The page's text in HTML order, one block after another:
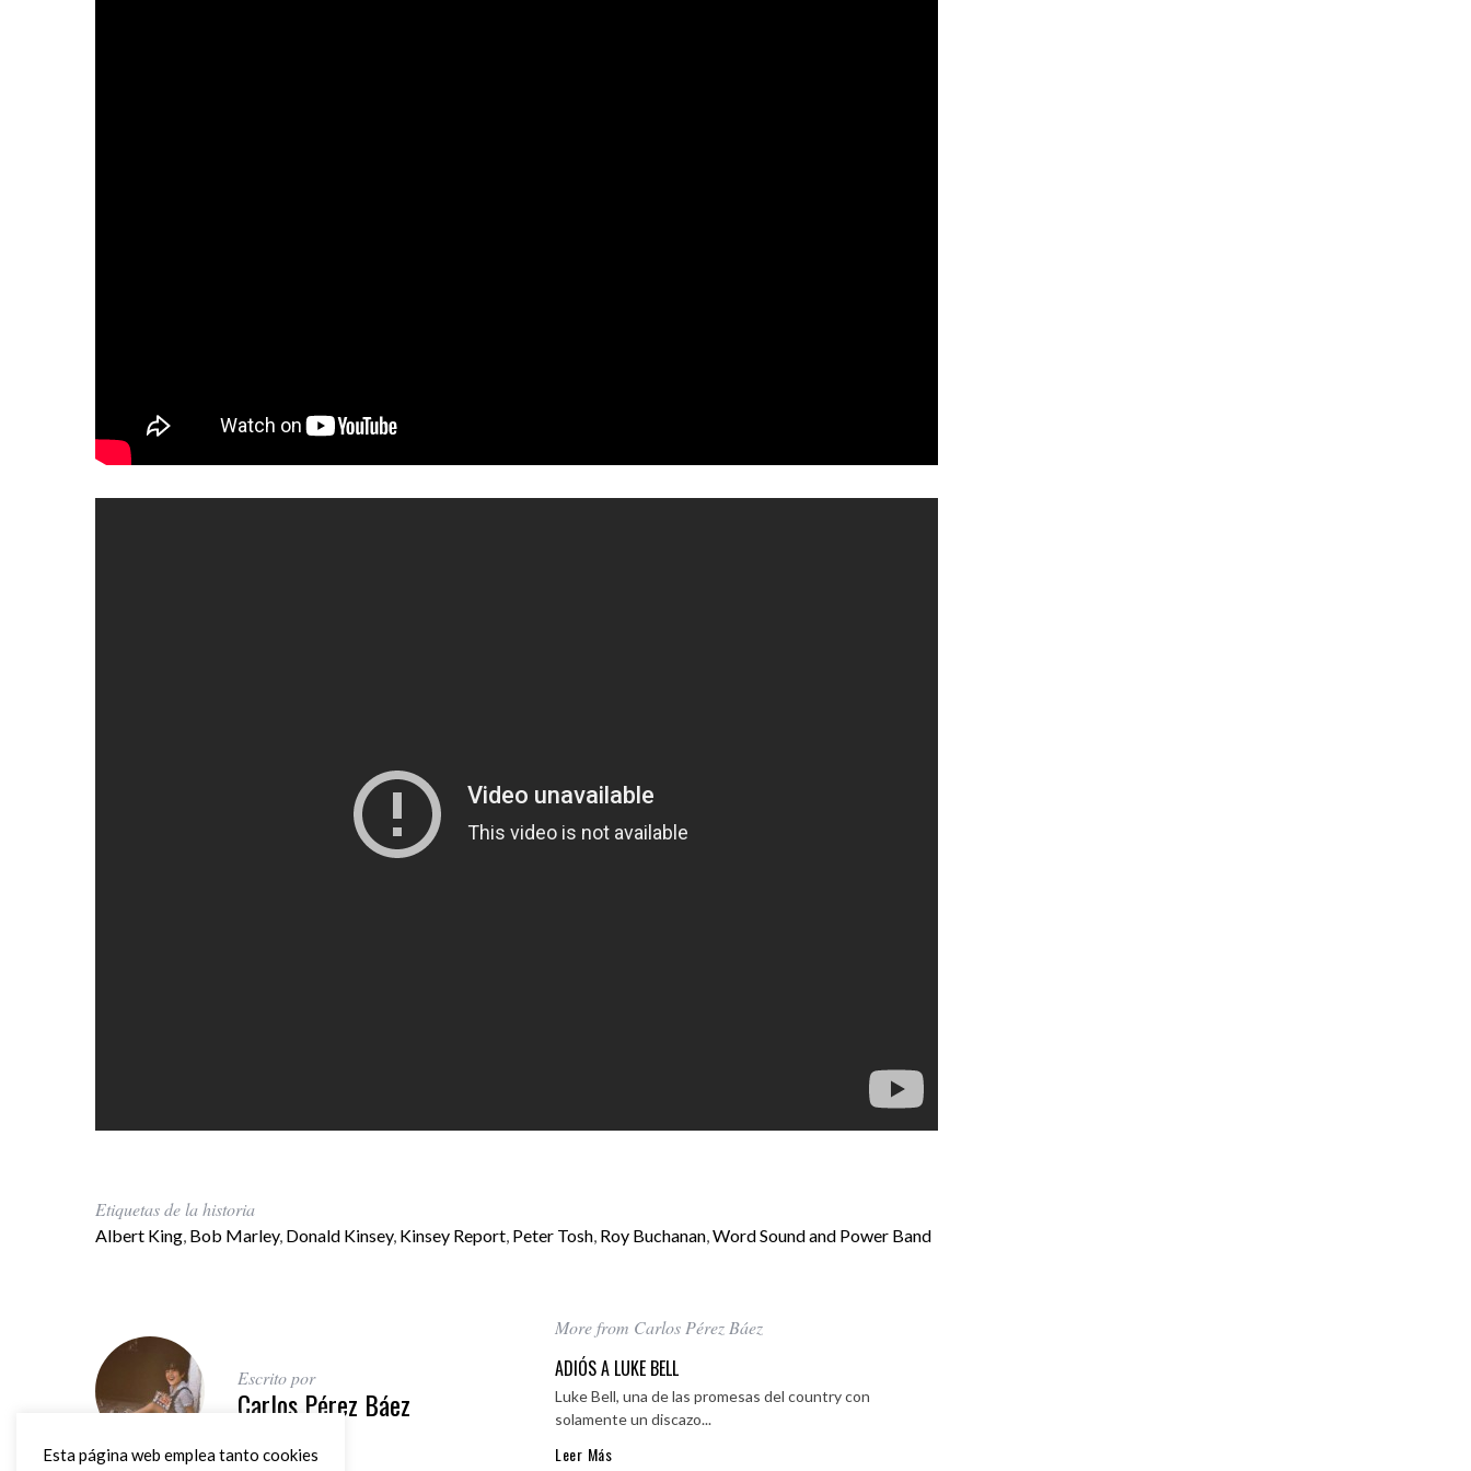
Etiquetas de la historia
Albert King Bob Marley, Donald Kinsey, Kinsey Report Peter Tosh Roy Buchanan Word Sound and Power Band
Escrito por
Carlos Pérez Báez
More from Carlos Pérez Báez
ADIÓS A LUKE BELL
Luke Bell, una de las promesas del country con
solamente un discazo...
Leer Más
Esta página web emplea tanto cookies